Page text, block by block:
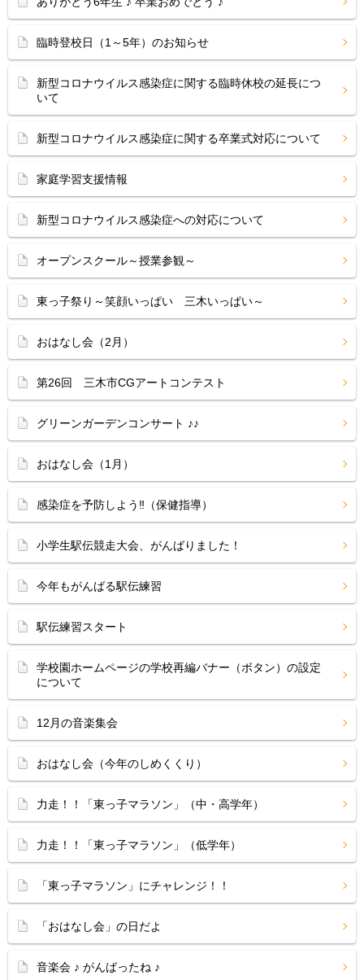
臨時登校日（1～5年）のお知らせ
新型コロナウイルス感染症に関する臨時休校の延長につ
いて
新型コロナウイルス感染症に関する卒業式対応について
家庭学習支援情報
新型コロナウイルス感染症への対応について
オープンスクール～授業参観～
東っ子祭り～笑顔いっぱい 三木いっぱい～
おはなし会（2月）
第26回 三木市CGアートコンテスト
グリーンガーデンコンサート ♪♪
おはなし会（1月）
感染症を予防しよう‼（保健指導）
小学生駅伝競走大会、がんばりました！
今年もがんばる駅伝練習
駅伝練習スタート
学校園ホームページの学校再編バナー（ボタン）の設定
について
12月の音楽集会
おはなし会（今年のしめくくり）
力走！！「東っ子マラソン」（中・高学年）
力走！！「東っ子マラソン」（低学年）
「東っ子マラソン」にチャレンジ！！
「おはなし会」の日だよ
音楽会 ♪ がんばったね ♪